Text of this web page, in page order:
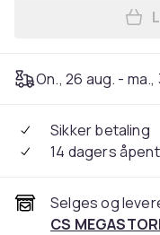
On., 26 aug. - ma.,
Sikker betaling
14 dagers
Selges og
CS